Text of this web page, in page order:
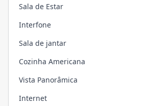
Sala de Estar
Interfone
Sala de jantar
Cozinha Americana
Vista Panorâmica
Internet